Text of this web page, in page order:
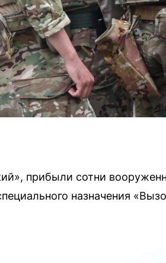
прибыли сотни
назначения